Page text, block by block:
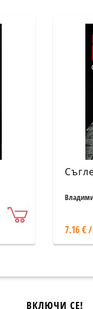
7.16 €
ВКЛЮЧИ СЕ!